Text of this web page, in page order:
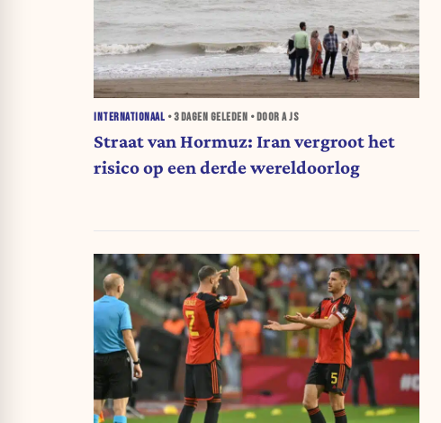
INTERNATIONAAL •3 DAGEN GELEDEN • DOOR A JS
Straat van Hormuz: Iran vergroot het
risico op een derde wereldoorlog